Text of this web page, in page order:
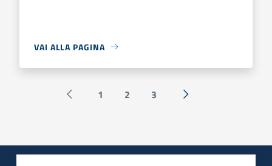
VAI ALLA PAGINA
Pagina precedente
1 2 3 Successiva »